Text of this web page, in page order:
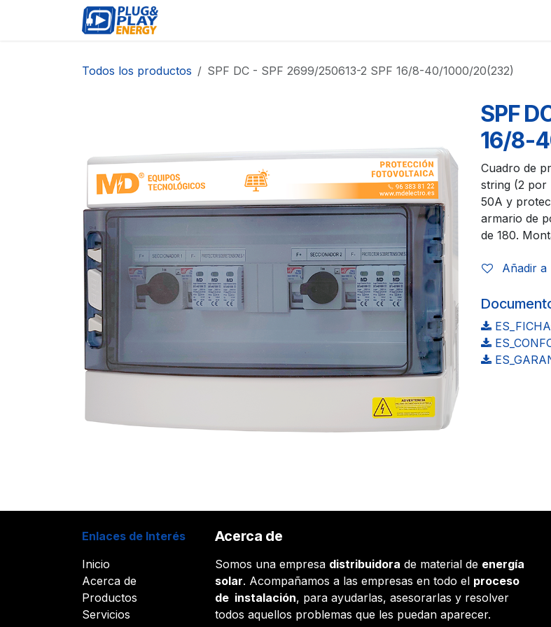
Todos los productos SPF DC - SPF 2699/250613-2 SPF 16/8-40/1000/20(232)
SPF
16/8-
Cuadro de
string (2 por
50A y
armario de
de 180.
Añadir a
Enlaces de Interés
Inicio
Acerca de
Productos
Servicios
Acerca de
Somos una empresa distribuidora de material de energía
solar. Acompañamos a las empresas en todo el proceso
de instalación, para ayudarlas, asesorarlas y resolver
todos aquellos problemas que les puedan aparecer.